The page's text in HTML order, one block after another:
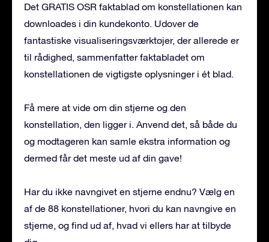
Det GRATIS OSR faktablad om konstellationen kan
downloades i din kundekonto. Udover de
fantastiske visualiseringsværktøjer, der allerede er
til rådighed, sammenfatter faktabladet om
konstellationen de vigtigste oplysninger i ét blad.
Få mere at vide om din stjerne og den
konstellation, den ligger i. Anvend det, så både du
og modtageren kan samle ekstra information og
dermed får det meste ud af din gave!
Har du ikke navngivet en stjerne endnu? Vælg en
af de 88 konstellationer, hvori du kan navngive en
stjerne, og find ud af, hvad vi ellers har at tilbyde